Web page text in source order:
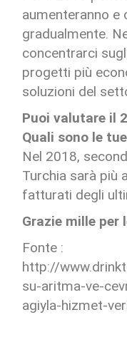
aumenteranno e
gradualmente.
concentrarci
progetti più
soluzioni del
Puoi valutare il
Quali sono le
Nel 2018,
Turchia sarà più
fatturati degli
Grazie mille
Fonte :
http://
su-aritma-ve-
agiyla-hizmet-